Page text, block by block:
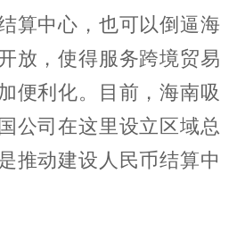
算中心，也可以倒逼海
放，使得服务跨境贸易
便利化。目前，海南吸
公司在这里设立区域总
推动建设人民币结算中